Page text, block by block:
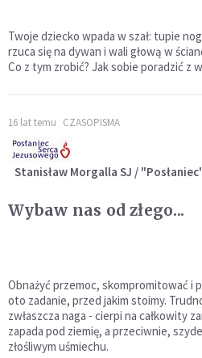
Twoje dziecko wpada w szał: tupie
rzuca się na dywan i wali głową w
Co z tym zrobić? Jak sobie poradzić z
16 lat temu CZASOPISMA
Stanisław Morgalla SJ /
Wybaw nas od złego...
Obnażyć przemoc, skompromitować i
oto zadanie, przed jakim stoimy.
zwłaszcza naga - cierpi na całkowity
zapada pod ziemię, a przeciwnie,
złośliwym uśmiechu.